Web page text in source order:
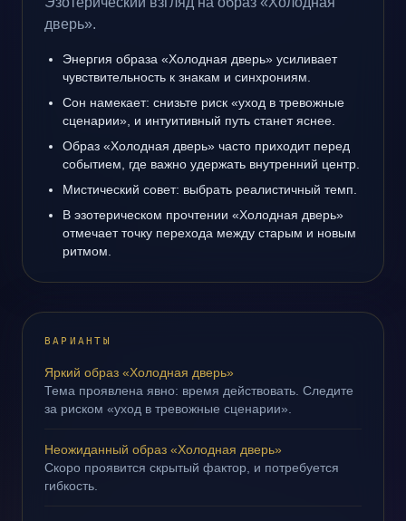
дверь».
Энергия образа «Холодная дверь» усиливает
чувствительность к знакам и синхрониям.
Сон намекает: снизьте риск «уход в тревожные
сценарии», и интуитивный путь станет яснее.
Образ «Холодная дверь» часто приходит перед
событием, где важно удержать внутренний центр.
Мистический совет: выбрать реалистичный темп.
В эзотерическом прочтении «Холодная дверь»
отмечает точку перехода между старым и новым
ритмом.
ВАРИАНТЫ
Яркий образ «Холодная дверь»
Тема проявлена явно: время действовать. Следите
за риском «уход в тревожные сценарии».
Неожиданный образ «Холодная дверь»
Скоро проявится скрытый фактор, и потребуется
гибкость.